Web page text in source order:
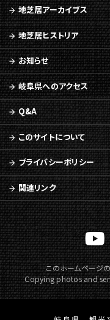
地芝居アーカイブス
地芝居ヒストリア
お知らせ
岐阜県へのアクセス
Q&A
このサイトについて
プライバシーポリシー
関連リンク
このホームページ
Copying photos and